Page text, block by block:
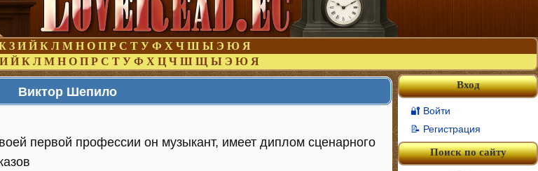
З И Й К Л М Н О П Р С Т У Ф Х Ч Ш Ы Э Ю Я
И Й К Л М Н О П Р С Т У Ф Х Ц Ч Ш Щ Ы Э Ю Я
Виктор Шепило
первой профессии он музыкант, имеет диплом сценарного
Вход
🔐 Войти
📝 Регистрация
Поиск по сайту